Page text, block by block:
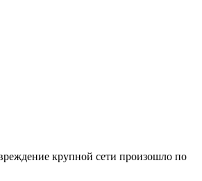
крупной сети произошло по